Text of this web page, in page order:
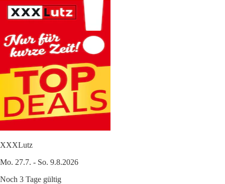
XXXLutz
Mo. 27.7. - So. 9.8.2026
Noch 3 Tage gültig